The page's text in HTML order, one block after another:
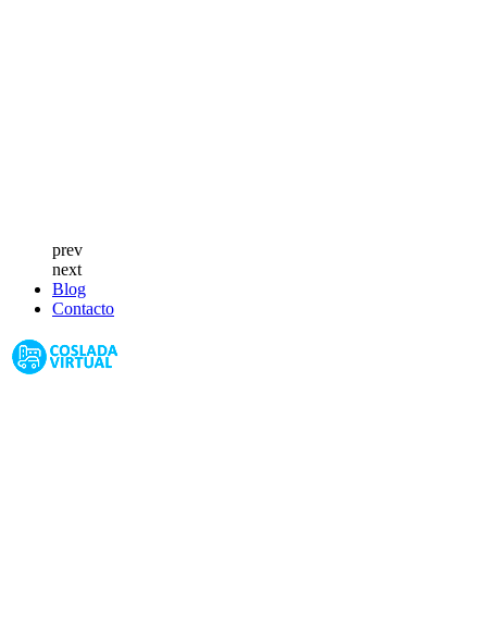
prev
next
Blog
Contacto